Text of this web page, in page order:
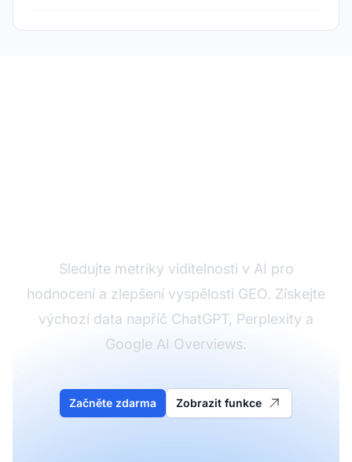
Sledujte metriky viditelnosti v AI pro
hodnocení a zlepšení vyspělosti GEO. Získejte
výchozí data napříč ChatGPT, Perplexity a
Google AI Overviews.
Začněte zdarma Zobrazit funkce